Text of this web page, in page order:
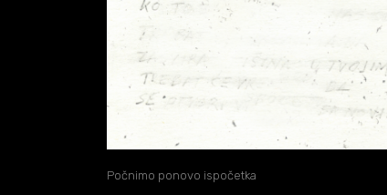
Kontakt
Počnimo ponovo ispočetka